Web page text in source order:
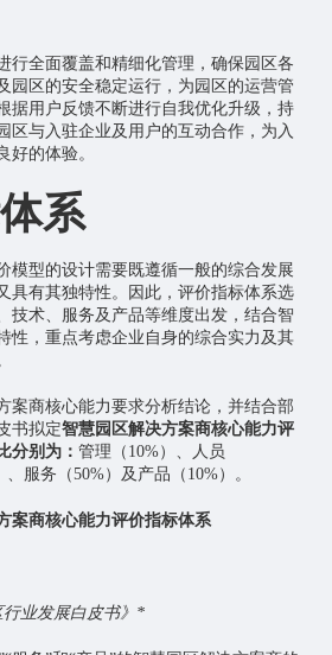
行全面覆盖和精细化管理，确保园区各
园区的安全稳定运行，为园区的运营管
据用户反馈不断进行自我优化升级，持
区与入驻企业及用户的互动合作，为入
好的体验。
系
模型的设计需要既遵循一般的综合发展
具有其独特性。因此，评价指标体系选
技术、服务及产品等维度出发，结合智
性，重点考虑企业自身的综合实力及其
案商核心能力要求分析结论，并结合部
书拟定智慧园区解决方案商核心能力评
分别为： 管理（10%）、人员
、服务（50%）及产品（10%）。
案商核心能力评价指标体系
业发展白皮书》*